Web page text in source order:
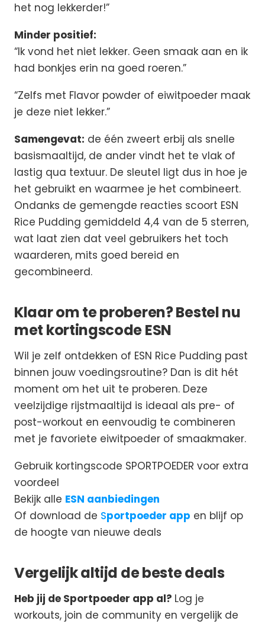
het nog lekkerder!”
Minder positief:
“Ik vond het niet lekker. Geen smaak aan en ik
had bonkjes erin na goed roeren.”
“Zelfs met Flavor powder of eiwitpoeder maak
je deze niet lekker.”
Samengevat: de één zweert erbij als snelle
basismaaltijd, de ander vindt het te vlak of
lastig qua textuur. De sleutel ligt dus in hoe je
het gebruikt en waarmee je het combineert.
Ondanks de gemengde reacties scoort ESN
Rice Pudding gemiddeld 4,4 van de 5 sterren,
wat laat zien dat veel gebruikers het toch
waarderen, mits goed bereid en
gecombineerd.
Klaar om te proberen? Bestel nu
met kortingscode ESN
Wil je zelf ontdekken of ESN Rice Pudding past
binnen jouw voedingsroutine? Dan is dit hét
moment om het uit te proberen. Deze
veelzijdige rijstmaaltijd is ideaal als pre- of
post-workout en eenvoudig te combineren
met je favoriete eiwitpoeder of smaakmaker.
Gebruik kortingscode SPORTPOEDER voor extra
voordeel
Bekijk alle ESN aanbiedingen
Of download de Sportpoeder app en blijf op
de hoogte van nieuwe deals
Vergelijk altijd de beste deals
Heb jij de Sportpoeder app al? Log je
workouts, join de community en vergelijk de